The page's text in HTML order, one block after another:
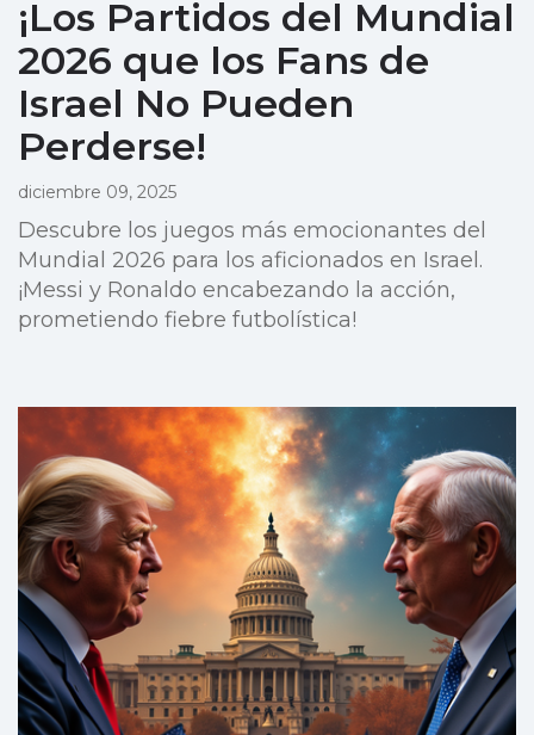
¡Los Partidos del Mundial
2026 que los Fans de
Israel No Pueden
Perderse!
diciembre 09, 2025
Descubre los juegos más emocionantes del
Mundial 2026 para los aficionados en Israel.
¡Messi y Ronaldo encabezando la acción,
prometiendo fiebre futbolística!